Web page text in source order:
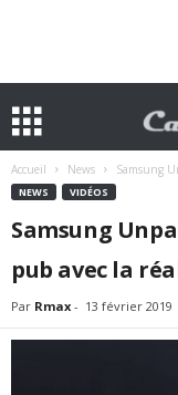
Accueil News Samsung
NEWS VIDÉOS
Samsung
pub avec la
Par Rmax - 13 février 2019